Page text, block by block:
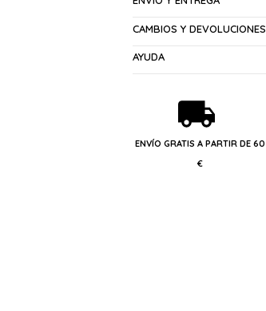
CAMBIOS Y DEVOLUCIONES
AYUDA
ENVÍO GRATIS A PARTIR DE 60
€